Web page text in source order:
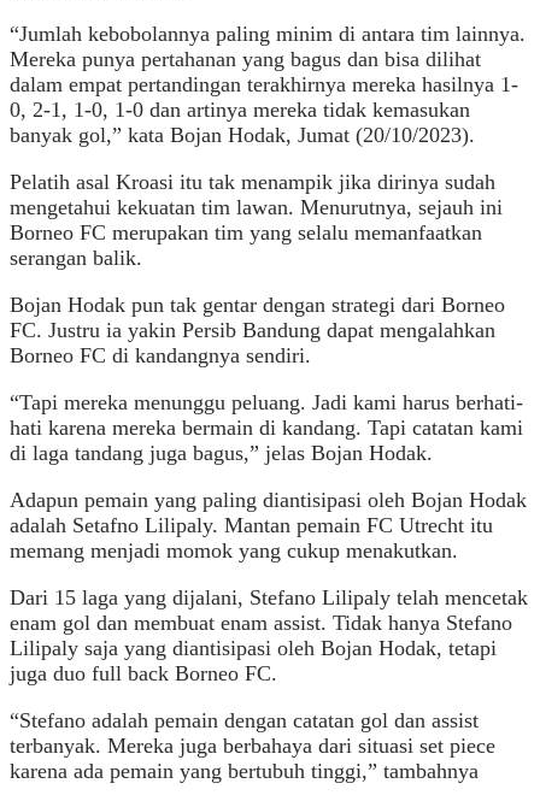
“Jumlah kebobolannya paling minim di antara tim lainnya.
Mereka punya pertahanan yang bagus dan bisa dilihat
dalam empat pertandingan terakhirnya mereka hasilnya 1-
0, 2-1, 1-0, 1-0 dan artinya mereka tidak kemasukan
banyak gol,” kata Bojan Hodak, Jumat (20/10/2023).
Pelatih asal Kroasi itu tak menampik jika dirinya sudah
mengetahui kekuatan tim lawan. Menurutnya, sejauh ini
Borneo FC merupakan tim yang selalu memanfaatkan
serangan balik.
Bojan Hodak pun tak gentar dengan strategi dari Borneo
FC. Justru ia yakin Persib Bandung dapat mengalahkan
Borneo FC di kandangnya sendiri.
“Tapi mereka menunggu peluang. Jadi kami harus berhati-
hati karena mereka bermain di kandang. Tapi catatan kami
di laga tandang juga bagus,” jelas Bojan Hodak.
Adapun pemain yang paling diantisipasi oleh Bojan Hodak
adalah Setafno Lilipaly. Mantan pemain FC Utrecht itu
memang menjadi momok yang cukup menakutkan.
Dari 15 laga yang dijalani, Stefano Lilipaly telah mencetak
enam gol dan membuat enam assist. Tidak hanya Stefano
Lilipaly saja yang diantisipasi oleh Bojan Hodak, tetapi
juga duo full back Borneo FC.
“Stefano adalah pemain dengan catatan gol dan assist
terbanyak. Mereka juga berbahaya dari situasi set piece
karena ada pemain yang bertubuh tinggi,” tambahnya